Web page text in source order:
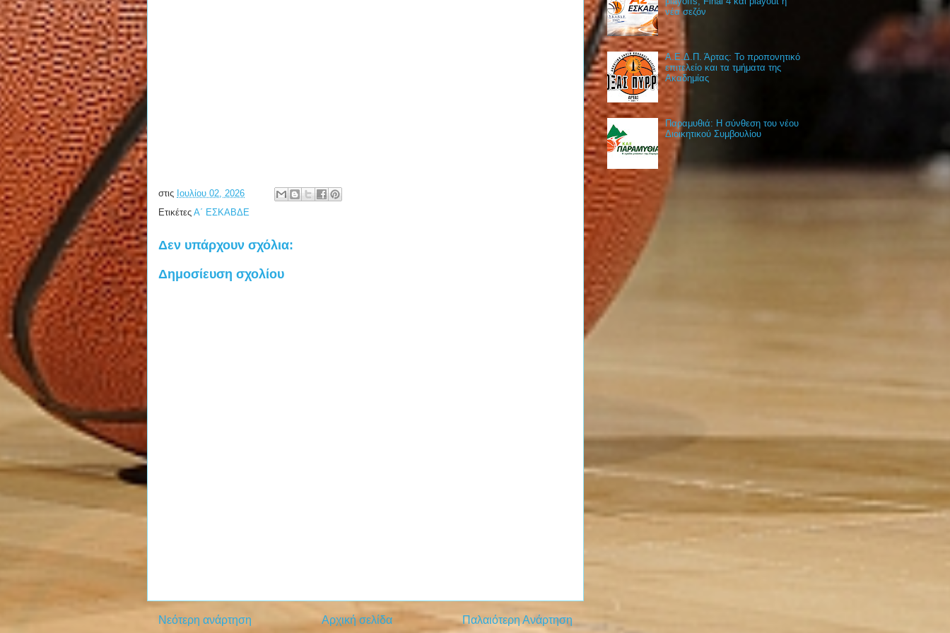
στις Ιουλίου 02, 2026
Ετικέτες Α΄ ΕΣΚΑΒΔΕ
Δεν υπάρχουν σχόλια:
Δημοσίευση σχολίου
Νεότερη ανάρτηση Παλαιότερη Ανάρτηση
Αρχική σελίδα
νέα σεζόν
Α.Ε.Δ.Π. Άρτας: Το προπονητικό
επιτελείο και τα τμήματα της
Ακαδημίας
Παραμυθιά: Η σύνθεση του νέου
Διοικητικού Συμβουλίου